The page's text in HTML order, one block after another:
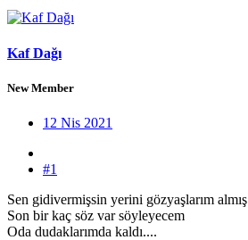
Kaf Dağı
New Member
12 Nis 2021
#1
Sen gidivermişsin yerini gözyaşlarım almış
Son bir kaç söz var söyleyecem
Oda dudaklarımda kaldı....